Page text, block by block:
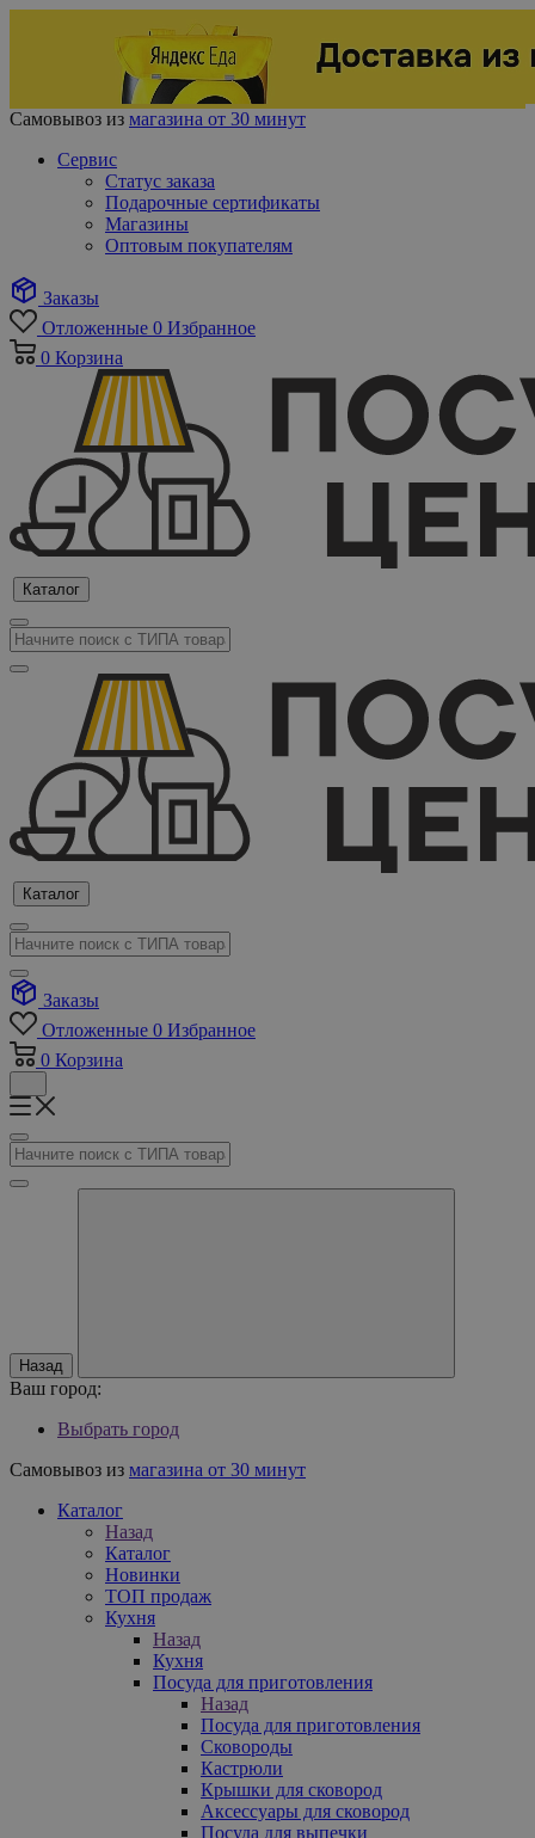
Самовывоз из магазина от 30 минут
Сервис
Статус заказа
Подарочные сертификаты
Магазины
Оптовым покупателям
Заказы
Отложенные 0 Избранное
0 Корзина
Каталог
Каталог
Заказы
Отложенные 0 Избранное
0 Корзина
Назад
Ваш город:
Выбрать город
Самовывоз из магазина от 30 минут
Каталог
Назад
Каталог
Новинки
ТОП продаж
Кухня
Назад
Кухня
Посуда для приготовления
Назад
Посуда для приготовления
Сковороды
Кастрюли
Крышки для сковород
Аксессуары для сковород
Посуда для выпечки